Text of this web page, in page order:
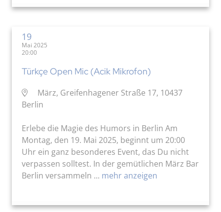
19
Mai 2025
20:00
Türkçe Open Mic (Acik Mikrofon)
März, Greifenhagener Straße 17, 10437
Berlin
Erlebe die Magie des Humors in Berlin Am
Montag, den 19. Mai 2025, beginnt um 20:00
Uhr ein ganz besonderes Event, das Du nicht
verpassen solltest. In der gemütlichen März Bar
Berlin versammeln ... mehr anzeigen